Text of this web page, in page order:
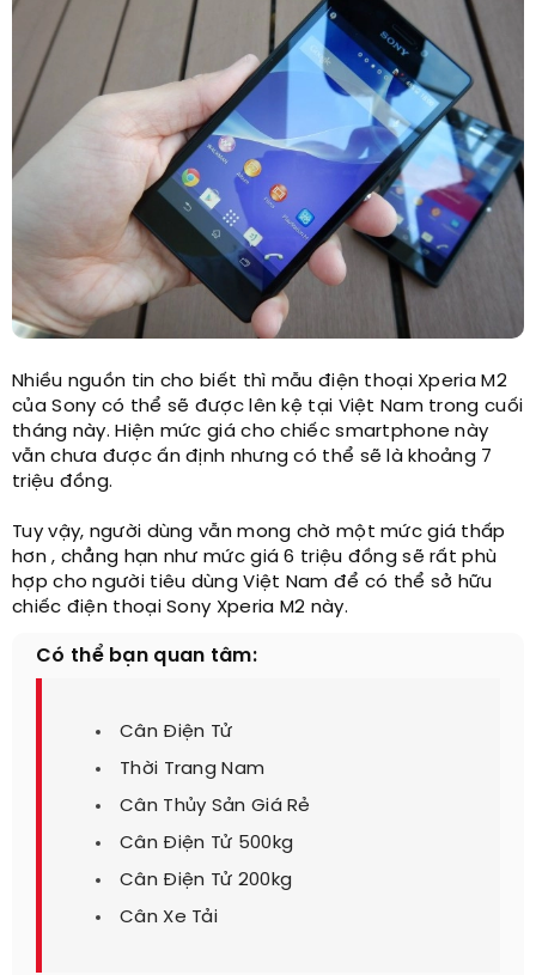
Nhiều nguồn tin cho biết thì mẫu điện thoại Xperia M2
của Sony có thể sẽ được lên kệ tại Việt Nam trong cuối
tháng này. Hiện mức giá cho chiếc smartphone này
vẫn chưa được ấn định nhưng có thể sẽ là khoảng 7
triệu đồng.
Tuy vậy, người dùng vẫn mong chờ một mức giá thấp
hơn , chẳng hạn như mức giá 6 triệu đồng sẽ rất phù
hợp cho người tiêu dùng Việt Nam để có thể sở hữu
chiếc điện thoại Sony Xperia M2 này.
Có thể bạn quan tâm:
Cân Điện Tử
Thời Trang Nam
Cân Thủy Sản Giá Rẻ
Cân Điện Tử 500kg
Cân Điện Tử 200kg
Cân Xe Tải